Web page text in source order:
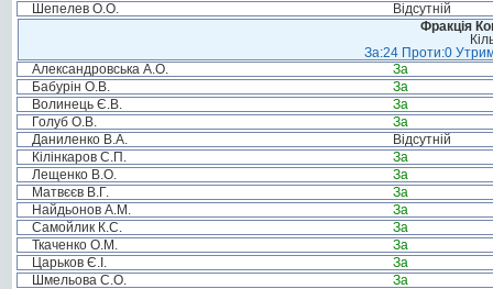
Шепелев О.О.
Відсутній
Фракція
За:24 Проти:0
Александровська А.О.
За
Бабурін О.В.
За
Волинець Є.В.
За
Голуб О.В.
За
Даниленко В.А.
Відсутній
Кілінкаров С.П.
За
Лещенко В.О.
За
Матвєєв В.Г.
За
Найдьонов А.М.
За
Самойлик К.С.
За
Ткаченко О.М.
За
Царьков Є.І.
За
Шмельова С.О.
За